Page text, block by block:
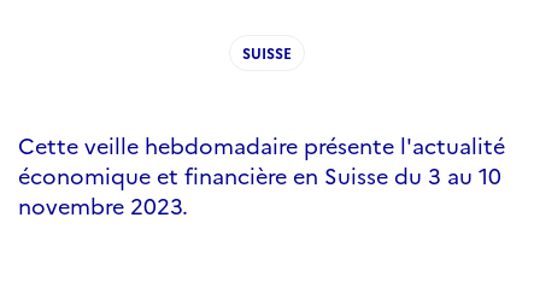
SUISSE
Cette veille hebdomadaire présente l'actualité
économique et financière en Suisse du 3 au 10
novembre 2023.